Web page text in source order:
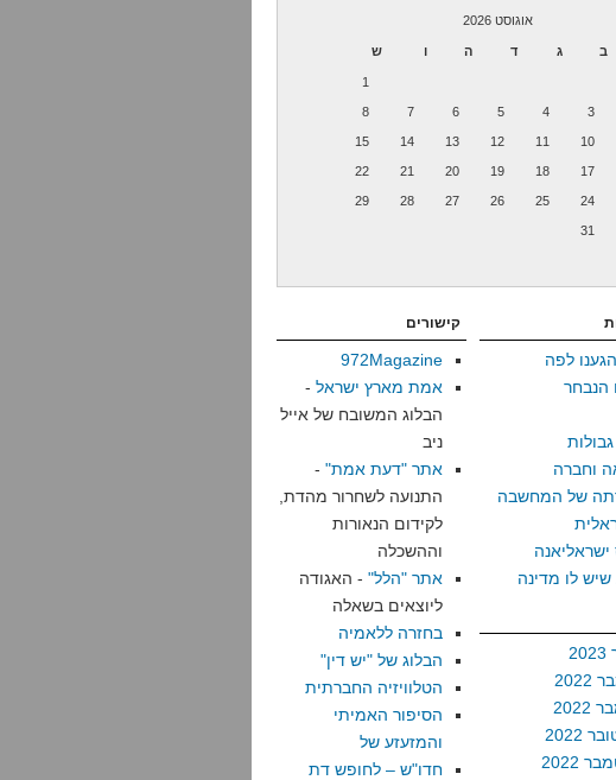
אוגוסט 2026
ב ג ד ה ו ש
1
3
4
5
6
7
8
10
11
12
13
14
15
17
18
19
20
21
22
24
25
26
27
28
29
31
לפה
הנבחר
וחברה
של המחשבה
לו מדינה
2022
2022
קישורים
972Magazine
אמת מארץ ישראל -
הבלוג המשובח של אייל
ניב
אתר "דעת אמת" -
התנועה לשחרור מהדת,
לקידום הנאורות
וההשכלה
אתר "הלל" - האגודה
ליוצאים בשאלה
בחזרה ללאמיה
הבלוג של "יש דין"
הטלוויזיה החברתית
הסיפור האמיתי
והמזעזע של
חדו"ש – לחופש דת